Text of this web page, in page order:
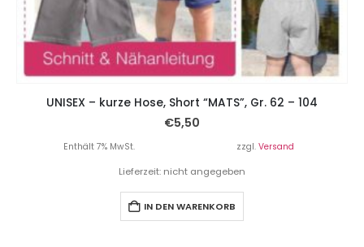
UNISEX – kurze Hose, Short “MATS”, Gr. 62 – 104
€5,50
Enthält 7% MwSt. zzgl. Versand
Lieferzeit: nicht angegeben
IN DEN WARENKORB